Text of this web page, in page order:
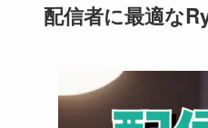
配信者に最適な